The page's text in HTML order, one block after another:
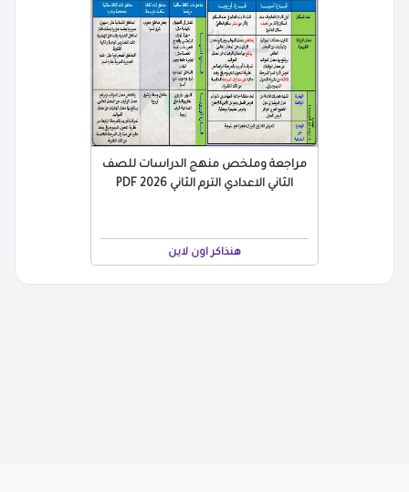
مراجعة وملخص منهج الدراسات للصف
الثاني الاعدادي الترم الثاني 2026 PDF
هنذاكر اون لاين